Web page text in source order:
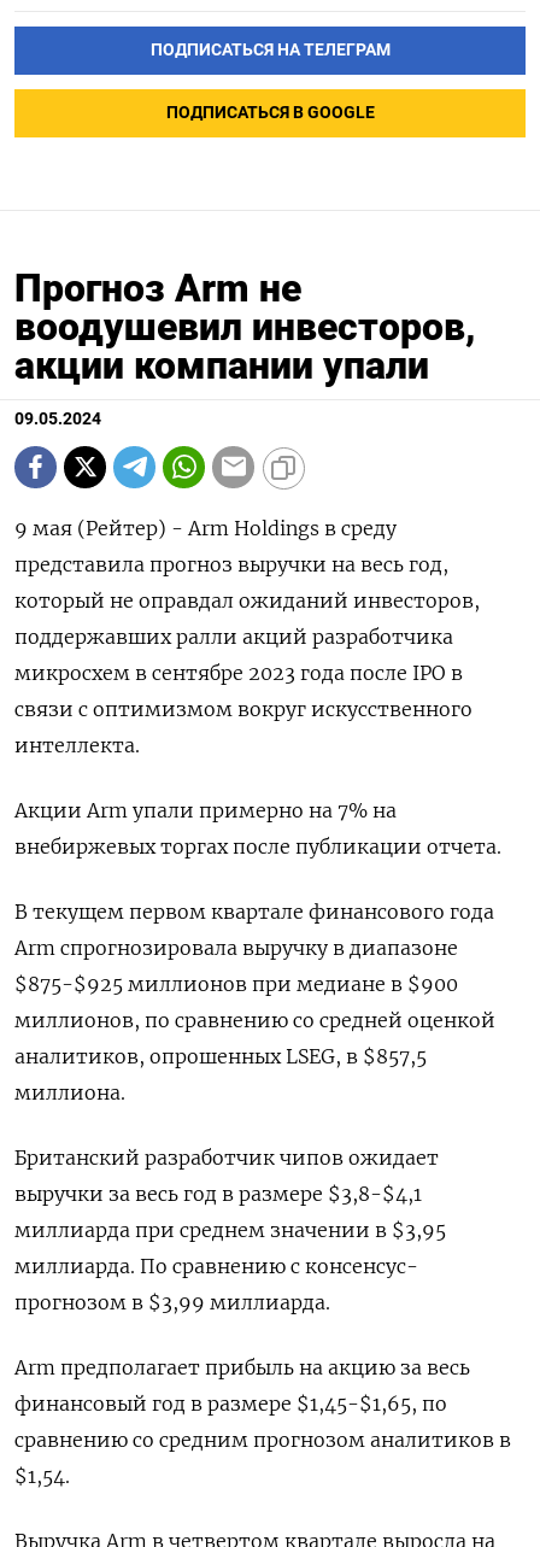
ПОДПИСАТЬСЯ НА ТЕЛЕГРАМ
ПОДПИСАТЬСЯ В GOOGLE
Прогноз Arm не
воодушевил инвесторов,
акции компании упали
09.05.2024
9 мая (Рейтер) - Arm Holdings в среду
представила прогноз выручки на весь год,
который не оправдал ожиданий инвесторов,
поддержавших ралли акций разработчика
микросхем в сентябре 2023 года после IPO в
связи с оптимизмом вокруг искусственного
интеллекта.
Акции Arm упали примерно на 7% на
внебиржевых торгах после публикации отчета.
В текущем первом квартале финансового года
Arm спрогнозировала выручку в диапазоне
$875-$925 миллионов при медиане в $900
миллионов, по сравнению со средней оценкой
аналитиков, опрошенных LSEG, в $857,5
миллиона.
Британский разработчик чипов ожидает
выручки за весь год в размере $3,8-$4,1
миллиарда при среднем значении в $3,95
миллиарда. По сравнению с консенсус-
прогнозом в $3,99 миллиарда.
Arm предполагает прибыль на акцию за весь
финансовый год в размере $1,45-$1,65, по
сравнению со средним прогнозом аналитиков в
$1,54.
Выручка Arm в четвертом квартале выросла на